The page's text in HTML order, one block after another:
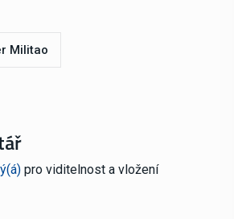
Militao
pro viditelnost a vložení